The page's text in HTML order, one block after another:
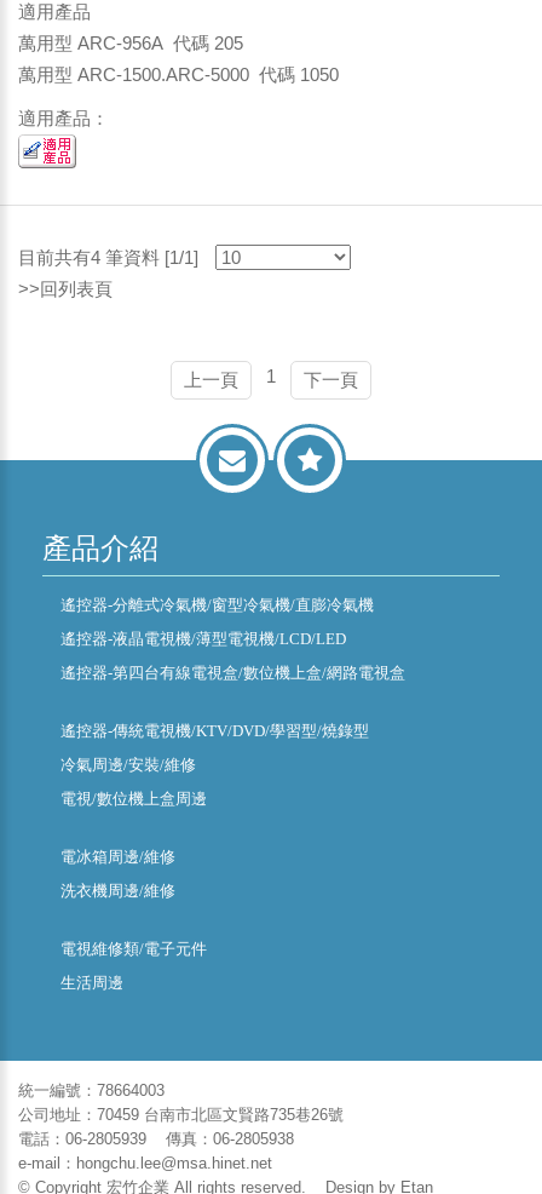
適用產品
萬用型 ARC-956A 代碼 205
萬用型 ARC-1500.ARC-5000 代碼 1050
適用產品：
目前共有4 筆資料 [1/1]
>>回列表頁
上一頁 1 下一頁
產品介紹
遙控器-分離式冷氣機/窗型冷氣機/直膨冷氣機
遙控器-液晶電視機/薄型電視機/LCD/LED
遙控器-第四台有線電視盒/數位機上盒/網路電視盒
遙控器-傳統電視機/KTV/DVD/學習型/燒錄型
冷氣周邊/安裝/維修
電視/數位機上盒周邊
電冰箱周邊/維修
洗衣機周邊/維修
電視維修類/電子元件
生活周邊
統一編號：78664003
公司地址：70459 台南市北區文賢路735巷26號
電話：06-2805939 傳真：06-2805938
e-mail：hongchu.lee@msa.hinet.net
© Copyright 宏竹企業 All rights reserved. Design by Etan